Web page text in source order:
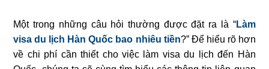
Một trong những câu hỏi thường được đặt ra là “Làm
visa du lịch Hàn Quốc bao nhiêu tiền?” Để hiểu rõ hơn
về chi phí cần thiết cho việc làm visa du lịch đến Hàn